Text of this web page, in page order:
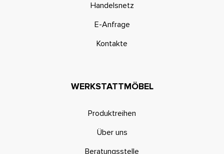
Handelsnetz
E-Anfrage
Kontakte
WERKSTATTMÖBEL
Produktreihen
Über uns
Beratungsstelle